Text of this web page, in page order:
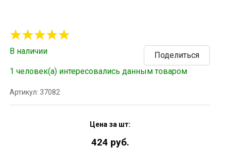
В наличии
Поделиться
1 человек(а) интересовались данным товаром
Артикул: 37082
Цена за шт:
424 руб.